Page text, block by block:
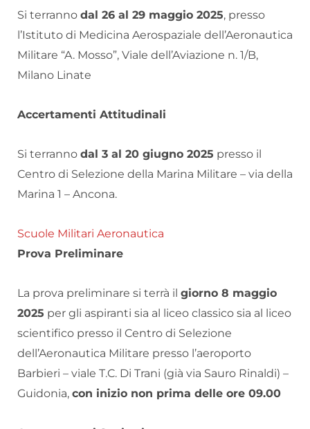
Si terranno dal 26 al 29 maggio 2025, presso
l’Istituto di Medicina Aerospaziale dell’Aeronautica
Militare “A. Mosso”, Viale dell’Aviazione n. 1/B,
Milano Linate
Accertamenti Attitudinali
Si terranno dal 3 al 20 giugno 2025 presso il
Centro di Selezione della Marina Militare – via della
Marina 1 – Ancona.
Scuole Militari Aeronautica
Prova Preliminare
La prova preliminare si terrà il giorno 8 maggio
2025 per gli aspiranti sia al liceo classico sia al liceo
scientifico presso il Centro di Selezione
dell’Aeronautica Militare presso l’aeroporto
Barbieri – viale T.C. Di Trani (già via Sauro Rinaldi) –
Guidonia, con inizio non prima delle ore 09.00